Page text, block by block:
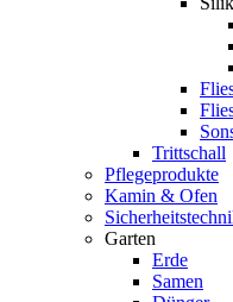
Trittschall
Pflegeprodukte
Kamin & Ofen
Garten
Erde
Samen